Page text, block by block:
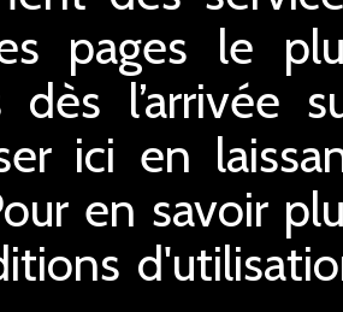
pages le
l’arrivée
ici en
en savoir